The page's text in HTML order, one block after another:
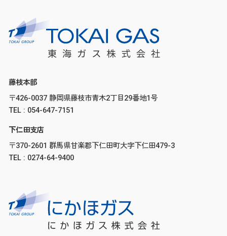
藤枝本部
〒426-0037 静岡県藤枝市青木2丁目29番地1号
TEL : 054-647-7151
下仁田支店
〒370-2601 群馬県甘楽郡下仁田町大字下仁田479-3
TEL : 0274-64-9400